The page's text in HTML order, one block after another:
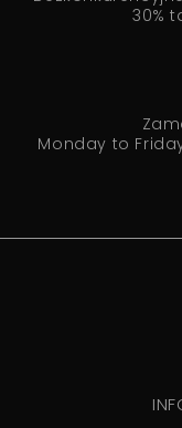
30%
Monday to